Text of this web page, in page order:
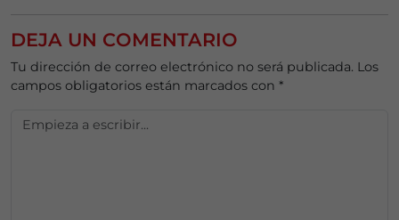
DEJA UN COMENTARIO
Tu dirección de correo electrónico no será publicada. Los
campos obligatorios están marcados con *